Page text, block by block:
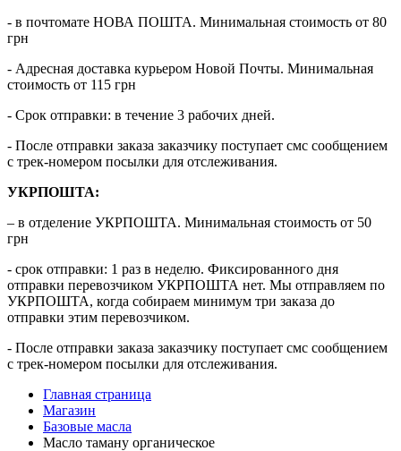
- в почтомате НОВА ПОШТА. Минимальная стоимость от 80
грн
- Адресная доставка курьером Новой Почты. Минимальная
стоимость от 115 грн
- Срок отправки: в течение 3 рабочих дней.
- После отправки заказа заказчику поступает смс сообщением
с трек-номером посылки для отслеживания.
УКРПОШТА:
– в отделение УКРПОШТА. Минимальная стоимость от 50
грн
- срок отправки: 1 раз в неделю. Фиксированного дня
отправки перевозчиком УКРПОШТА нет. Мы отправляем по
УКРПОШТА, когда собираем минимум три заказа до
отправки этим перевозчиком.
- После отправки заказа заказчику поступает смс сообщением
с трек-номером посылки для отслеживания.
Главная страница
Магазин
Базовые масла
Масло таману органическое